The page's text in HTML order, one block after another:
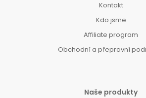
Kontakt
Kdo jsme
Affiliate program
Obchodní a přepravní
Naše produkty